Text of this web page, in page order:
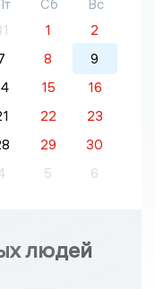
Пт Сб
Вс
1
2
8
9
15
16
22
23
29
30
5 6
людей